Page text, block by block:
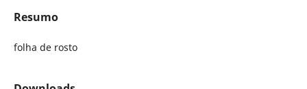
Resumo
folha de rosto